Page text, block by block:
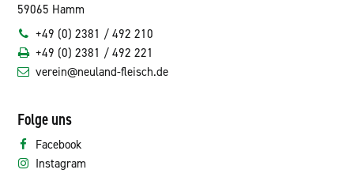
59065 Hamm
+49 (0) 2381 / 492 210
+49 (0) 2381 / 492 221
verein@neuland-fleisch.de
Folge uns
Facebook
Instagram